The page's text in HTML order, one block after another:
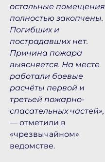
остальные помещения
полностью закопчены.
Погибших и
пострадавших нет.
Причина пожара
выясняется. На месте
работали боевые
расчёты первой и
третьей пожарно-
спасательных частей»,
— отметили в
«чрезвычайном»
ведомстве.